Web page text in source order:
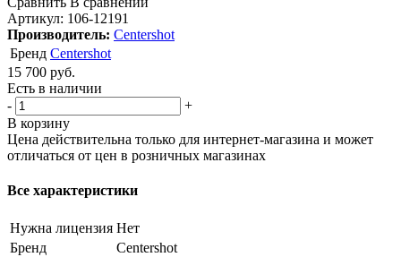
Артикул: 106-12191
Производитель: Centershot
Бренд Centershot
15 700 руб.
Есть в наличии
-
+
В корзину
Цена действительна только для интернет-магазина и может
отличаться от цен в розничных магазинах
Все характеристики
Нужна лицензия Нет
Бренд
Centershot